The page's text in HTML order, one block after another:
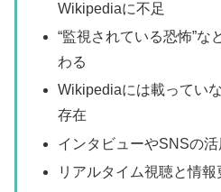
Wikipediaに不足
“監視されている恐怖”な
わる
Wikipediaには載ってい
存在
インタビューやSNSの
リアルタイム視聴と情